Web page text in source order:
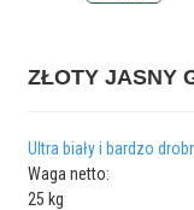
ZŁOTY JASNY
Ultra biały i bardzo
Waga netto:
25 kg